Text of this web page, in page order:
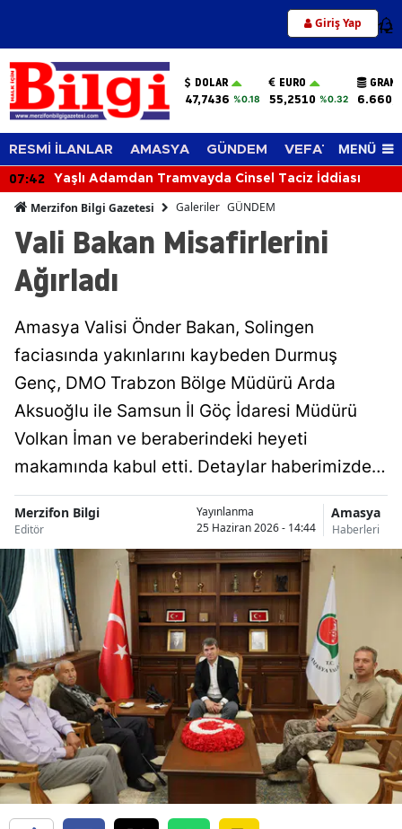
Giriş Yap 12
DOLAR
47,7436 %0.18
EURO
55,2510 %0.32
RESMİ İLANLAR AMASYA GÜNDEM VEFAT EDENLER
MENÜ
07:42 Yaşlı Adamdan Tramvayda Cinsel Taciz İddiası
Merzifon Bilgi Gazetesi Galeriler GÜNDEM
Vali Bakan Misafirlerini
Ağırladı
Amasya Valisi Önder Bakan, Solingen
faciasında yakınlarını kaybeden Durmuş
Genç, DMO Trabzon Bölge Müdürü Arda
Aksuoğlu ile Samsun İl Göç İdaresi Müdürü
Volkan İman ve beraberindeki heyeti
makamında kabul etti. Detaylar haberimizde…
Merzifon Bilgi
Editör
Yayınlanma
25 Haziran 2026 - 14:44
Amasya
Haberleri